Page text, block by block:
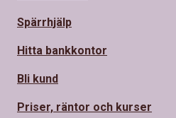
Spärrhjälp
Hitta bankkontor
Bli kund
Priser, räntor och kurser